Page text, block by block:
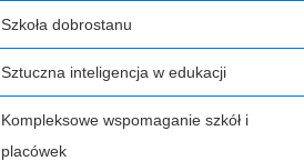
Szkoła dobrostanu
Sztuczna inteligencja w edukacji
Kompleksowe wspomaganie szkół i
placówek